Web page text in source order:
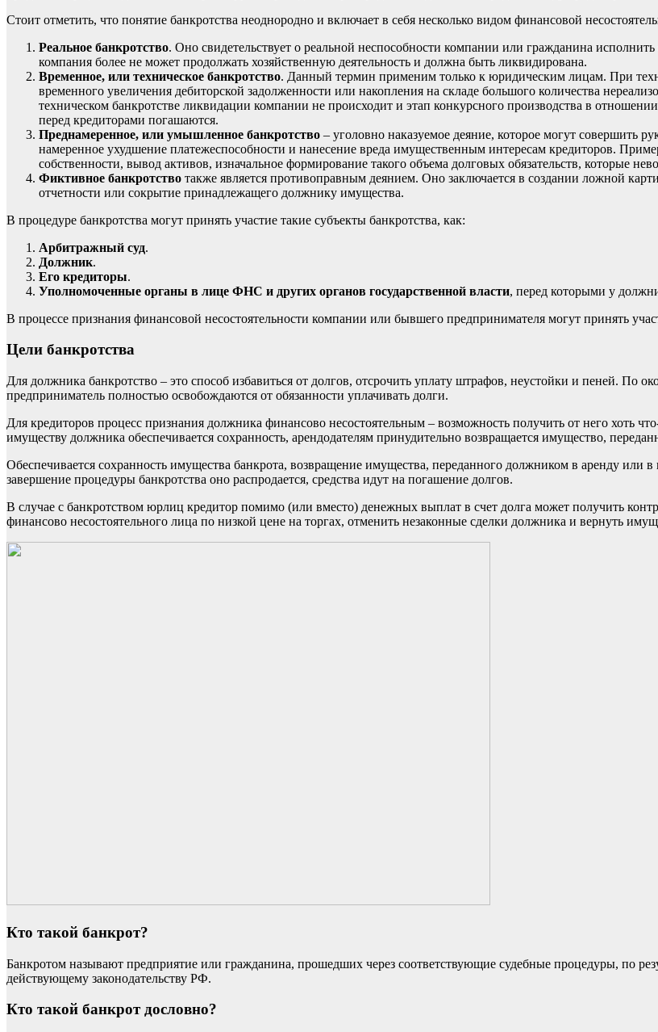
Стоит отметить, что понятие банкротства неоднородно и включает в себя несколько видом финансовой
Реальное банкротство. Оно свидетельствует о реальной неспособности компании или гражданина
компания более не может продолжать хозяйственную деятельность и должна быть ликвидирована.
Временное, или техническое банкротство. Данный термин применим только к юридическим лицам. При
временного увеличения дебиторской задолженности или накопления на складе большого количества
техническом банкротстве ликвидации компании не происходит и этап конкурсного производства в
перед кредиторами погашаются.
Преднамеренное, или умышленное банкротство – уголовно наказуемое деяние, которое могут совершить
намеренное ухудшение платежеспособности и нанесение вреда имущественным интересам кредиторов.
собственности, вывод активов, изначальное формирование такого объема долговых обязательств, которые
Фиктивное банкротство также является противоправным деянием. Оно заключается в создании ложной
отчетности или сокрытие принадлежащего должнику имущества.
В процедуре банкротства могут принять участие такие субъекты банкротства, как:
Арбитражный суд.
Должник.
Его кредиторы.
Уполномоченные органы в лице ФНС и других органов государственной власти, перед которыми у
В процессе признания финансовой несостоятельности компании или бывшего предпринимателя могут принять
Цели банкротства
Для должника банкротство – это способ избавиться от долгов, отсрочить уплату штрафов, неустойки и пеней.
предприниматель полностью освобождаются от обязанности уплачивать долги.
Для кредиторов процесс признания должника финансово несостоятельным – возможность получить от него хоть
имуществу должника обеспечивается сохранность, арендодателям принудительно возвращается имущество,
Обеспечивается сохранность имущества банкрота, возвращение имущества, переданного должником в аренду или
завершение процедуры банкротства оно распродается, средства идут на погашение долгов.
В случае с банкротством юрлиц кредитор помимо (или вместо) денежных выплат в счет долга может получить
финансово несостоятельного лица по низкой цене на торгах, отменить незаконные сделки должника и вернуть
Кто такой банкрот?
Банкротом называют предприятие или гражданина, прошедших через соответствующие судебные процедуры, по
действующему законодательству РФ.
Кто такой банкрот дословно?